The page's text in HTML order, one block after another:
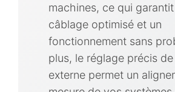
machines, ce qui
câblage optimisé et un
fonctionnement sans
plus, le réglage précis
externe permet un